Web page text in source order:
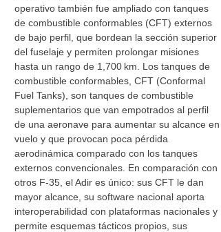
operativo también fue ampliado con tanques
de combustible conformables (CFT) externos
de bajo perfil, que bordean la sección superior
del fuselaje y permiten prolongar misiones
hasta un rango de 1,700 km. Los tanques de
combustible conformables, CFT (Conformal
Fuel Tanks), son tanques de combustible
suplementarios que van empotrados al perfil
de una aeronave para aumentar su alcance en
vuelo y que provocan poca pérdida
aerodinámica comparado con los tanques
externos convencionales. En comparación con
otros F‑35, el Adir es único: sus CFT le dan
mayor alcance, su software nacional aporta
interoperabilidad con plataformas nacionales y
permite esquemas tácticos propios, sus